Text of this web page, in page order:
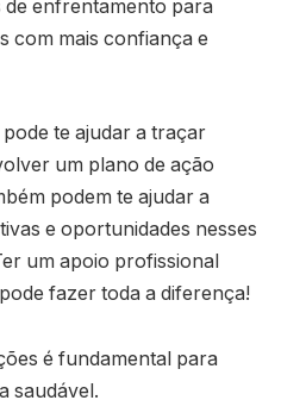
de enfrentamento para
com mais confiança e
te ajudar a traçar
um plano de ação
podem te ajudar a
e oportunidades nesses
um apoio profissional
fazer toda a diferença!
é fundamental para
saudável.